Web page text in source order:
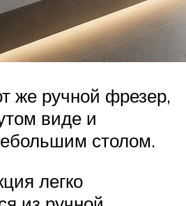
же ручной фрезер,
виде и
столом.
легко